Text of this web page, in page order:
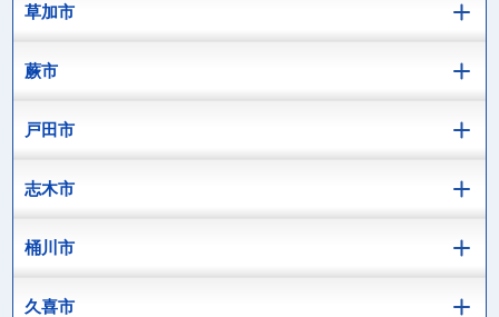
草加市
蕨市
戸田市
志木市
桶川市
久喜市